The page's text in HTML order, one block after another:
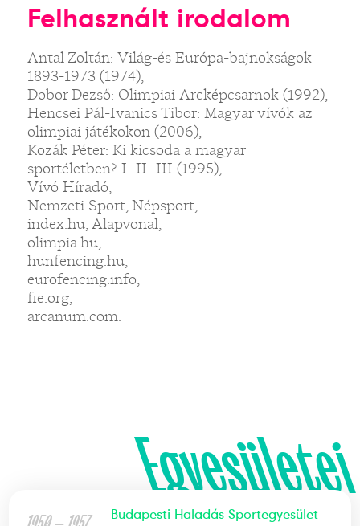
Felhasznált irodalom
Antal Zoltán: Világ-és Európa-bajnokságok
1893-1973 (1974),
Dobor Dezső: Olimpiai Arcképcsarnok (1992),
Hencsei Pál-Ivanics Tibor: Magyar vívók az
olimpiai játékokon (2006),
Kozák Péter: Ki kicsoda a magyar
sportéletben? I.-II.-III (1995),
Vívó Híradó,
Nemzeti Sport, Népsport,
index.hu, Alapvonal,
olimpia.hu,
hunfencing.hu,
eurofencing.info,
fie.org,
arcanum.com.
Egyesületei
Budapesti Haladás Sportegyesület